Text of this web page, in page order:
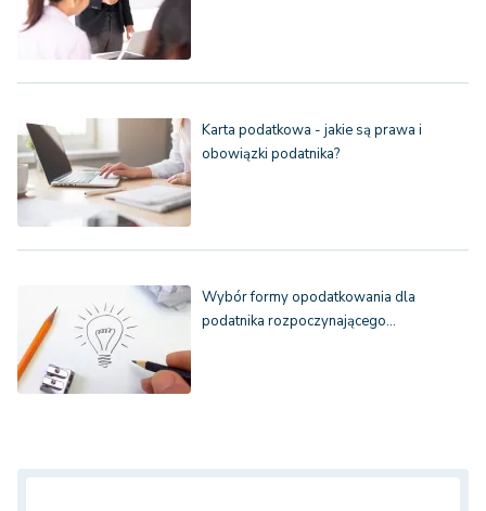
Karta podatkowa - jakie są prawa i
obowiązki podatnika?
Wybór formy opodatkowania dla
podatnika rozpoczynającego…